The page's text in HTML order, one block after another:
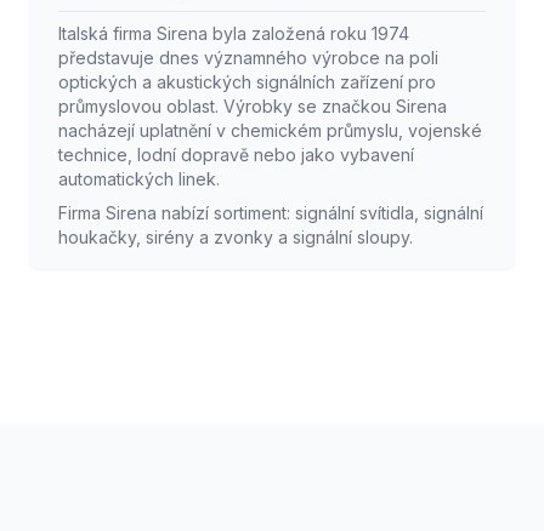
Italská firma Sirena byla založená roku 1974
představuje dnes významného výrobce na poli
optických a akustických signálních zařízení pro
průmyslovou oblast. Výrobky se značkou Sirena
nacházejí uplatnění v chemickém průmyslu, vojenské
technice, lodní dopravě nebo jako vybavení
automatických linek.
Firma Sirena nabízí sortiment: signální svítidla, signální
houkačky, sirény a zvonky a signální sloupy.